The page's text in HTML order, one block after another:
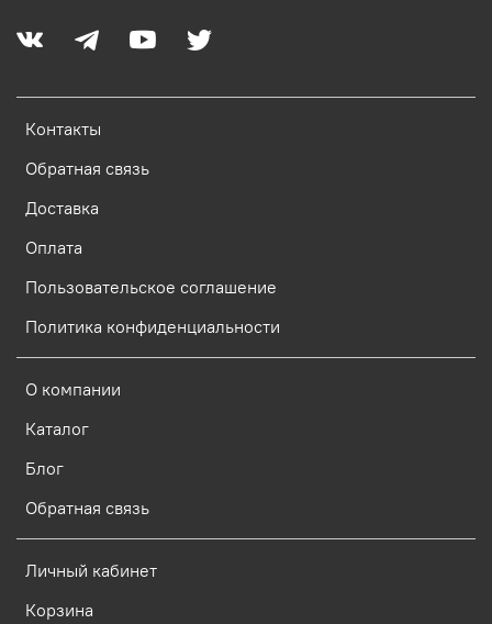
Контакты
Обратная связь
Доставка
Оплата
Пользовательское соглашение
Политика конфиденциальности
О компании
Каталог
Блог
Обратная связь
Личный кабинет
Корзина